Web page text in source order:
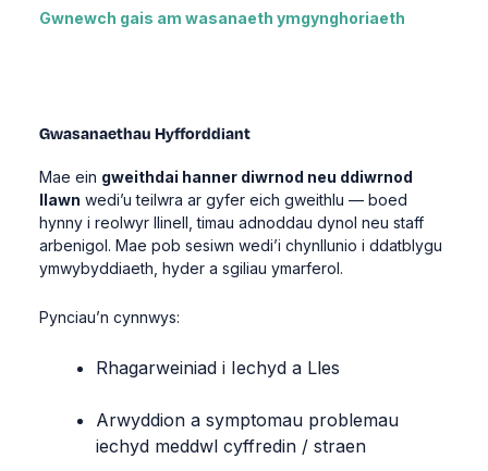
Gwnewch gais am wasanaeth ymgynghoriaeth
Gwasanaethau Hyfforddiant
Mae ein gweithdai hanner diwrnod neu ddiwrnod
llawn wedi’u teilwra ar gyfer eich gweithlu — boed
hynny i reolwyr llinell, timau adnoddau dynol neu staff
arbenigol. Mae pob sesiwn wedi’i chynllunio i ddatblygu
ymwybyddiaeth, hyder a sgiliau ymarferol.
Pynciau’n cynnwys:
Rhagarweiniad i Iechyd a Lles
Arwyddion a symptomau problemau
iechyd meddwl cyffredin / straen